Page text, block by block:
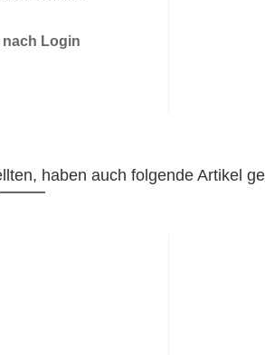
nach Login
haben auch folgende Artikel